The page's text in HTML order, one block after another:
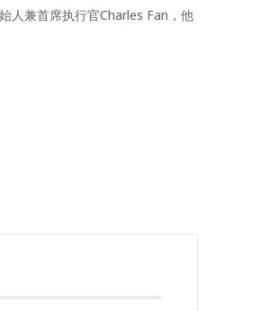
人兼首席执行官Charles Fan ，他